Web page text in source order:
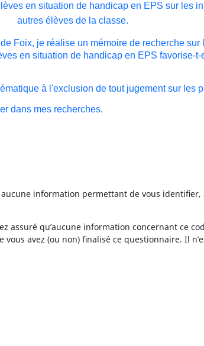
en situation de handicap en EPS sur les
autres élèves de la classe.
Foix, je réalise un mémoire de recherche
en situation de handicap en EPS favorise-
à l'exclusion de tout jugement sur les
dans mes recherches.
information permettant de vous identifier,
assuré qu’aucune information concernant ce
avez (ou non) finalisé ce questionnaire. Il